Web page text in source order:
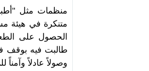
منظمات مثل
متنكرة في هيئة
الحصول على
طالبت فيه بوقف
وصولاً عادلاً وآمناً